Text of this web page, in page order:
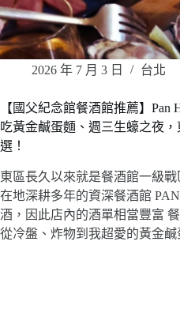
2026 年 7 月 3 日 台北
【國父紀念館餐酒館推薦】Pan
吃黃金鹹蛋麵、週三生蠔之夜
選！
東區長久以來就是餐酒館一級
在地深耕多年的資深餐酒館
酒，因此店內的酒單相當豐富
從冷盤、炸物到我超愛的黃金